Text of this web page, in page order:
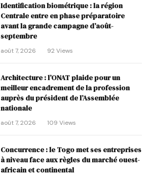
Identification biométrique : la région
Centrale entre en phase préparatoire
avant la grande campagne d’août-
septembre
août 7, 2026 92 Views
Architecture : l’ONAT plaide pour un
meilleur encadrement de la profession
auprès du président de l’Assemblée
nationale
août 7, 2026 109 Views
Concurrence : le Togo met ses entreprises
à niveau face aux règles du marché ouest-
africain et continental